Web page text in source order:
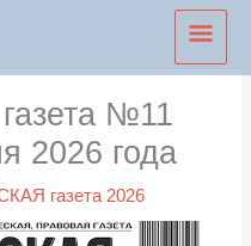
№11
2026 года
газета 2026